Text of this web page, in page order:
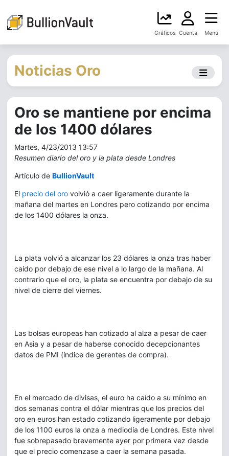
Gráficos Cuenta Menú
Noticias Oro
Oro se mantiene por encima
de los 1400 dólares
Martes, 4/23/2013 13:57
Resumen diario del oro y la plata desde Londres
Artículo de BullionVault
El precio del oro volvió a caer ligeramente durante la
mañana del martes en Londres pero cotizando por encima
de los 1400 dólares la onza.
La plata volvió a alcanzar los 23 dólares la onza tras haber
caído por debajo de ese nivel a lo largo de la mañana. Al
contrario que el oro, la plata se encuentra por debajo de su
nivel de cierre del viernes.
Las bolsas europeas han cotizado al alza a pesar de caer
en Asia y a pesar de haberse conocido decepcionantes
datos de PMI (índice de gerentes de compra).
En el mercado de divisas, el euro ha caído a su mínimo en
dos semanas contra el dólar mientras que los precios del
oro en euros han estado cotizando ligeramente por debajo
de los 1100 euros la onza a mediodía de Londres. Este nivel
fue sobrepasado brevemente ayer por primera vez desde
que el precio comenzase a caer la semana pasada.